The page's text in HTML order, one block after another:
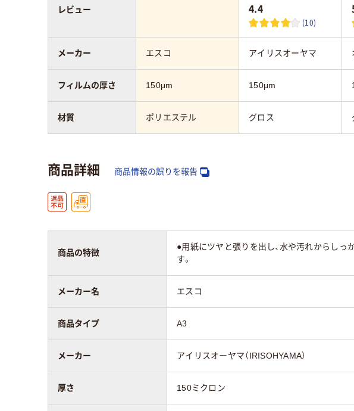
4.4
(10)
エスコ アイリスオーヤマ
150μm 150μm
ポリエステル グロス
レビュー
メーカー
フィルムの厚さ
材質
商品詳細 商品情報の誤りを報告
商品の特徴
●用紙にツヤと張りを出し、水や汚れからしっ
す。
メーカー名 エスコ
商品タイプ A3
メーカー アイリスオーヤマ（IRISOHYAMA）
厚さ 150ミクロン